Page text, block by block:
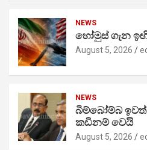
NEWS
හෝමුස් ගැන
August 5, 2026
NEWS
බිම්බෝම්බ
කඩිනම් වෙයි
August 5, 2026